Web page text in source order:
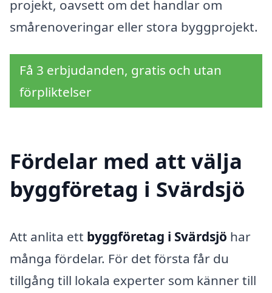
projekt, oavsett om det handlar om
smårenoveringar eller stora byggprojekt.
Få 3 erbjudanden, gratis och utan
förpliktelser
Fördelar med att välja
byggföretag i Svärdsjö
Att anlita ett byggföretag i Svärdsjö har
många fördelar. För det första får du
tillgång till lokala experter som känner till